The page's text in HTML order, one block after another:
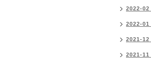
2022-02
2022-01
2021-12
2021-11